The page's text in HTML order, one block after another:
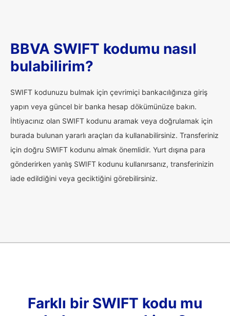
BBVA SWIFT kodumu nasıl
bulabilirim?
SWIFT kodunuzu bulmak için çevrimiçi bankacılığınıza giriş
yapın veya güncel bir banka hesap dökümünüze bakın.
İhtiyacınız olan SWIFT kodunu aramak veya doğrulamak için
burada bulunan yararlı araçları da kullanabilirsiniz. Transferiniz
için doğru SWIFT kodunu almak önemlidir. Yurt dışına para
gönderirken yanlış SWIFT kodunu kullanırsanız, transferinizin
iade edildiğini veya geciktiğini görebilirsiniz.
Farklı bir SWIFT kodu mu